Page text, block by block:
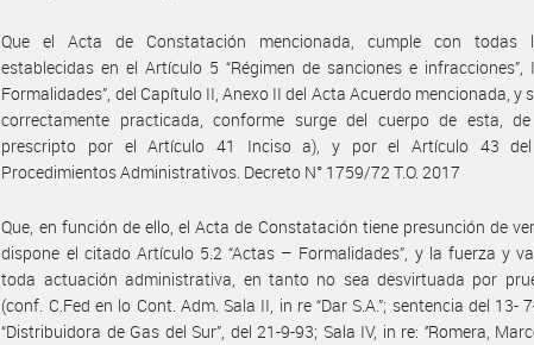
Que el Acta de Constatación mencionada, cumple con todas
establecidas en el Artículo 5 “Régimen de sanciones e infracciones”,
Formalidades”, del Capítulo II, Anexo II del Acta Acuerdo mencionada, y
correctamente practicada, conforme surge del cuerpo de esta,
prescripto por el Artículo 41 Inciso a), y por el Artículo 43 del
Procedimientos Administrativos. Decreto N° 1759/72 T.O. 2017
Que, en función de ello, el Acta de Constatación tiene presunción de
dispone el citado Artículo 5.2 “Actas – Formalidades”, y la fuerza y
toda actuación administrativa, en tanto no sea desvirtuada por
(conf. C.Fed en lo Cont. Adm. Sala II, in re “Dar S.A.”; sentencia del 13-
“Distribuidora de Gas del Sur”, del 21-9-93; Sala IV, in re: ‘’Romera,